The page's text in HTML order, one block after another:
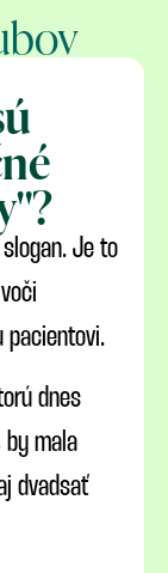
Je to
pacientovi.
dnes
by mala
dvadsať